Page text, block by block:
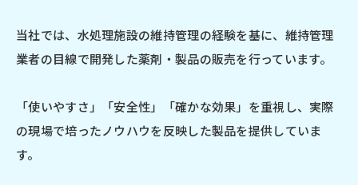
当社では、水処理施設の維持管理の経験を基に、維持管理
業者の目線で開発した薬剤・製品の販売を行っています。
「使いやすさ」「安全性」「確かな効果」を重視し、実際
の現場で培ったノウハウを反映した製品を提供していま
す。